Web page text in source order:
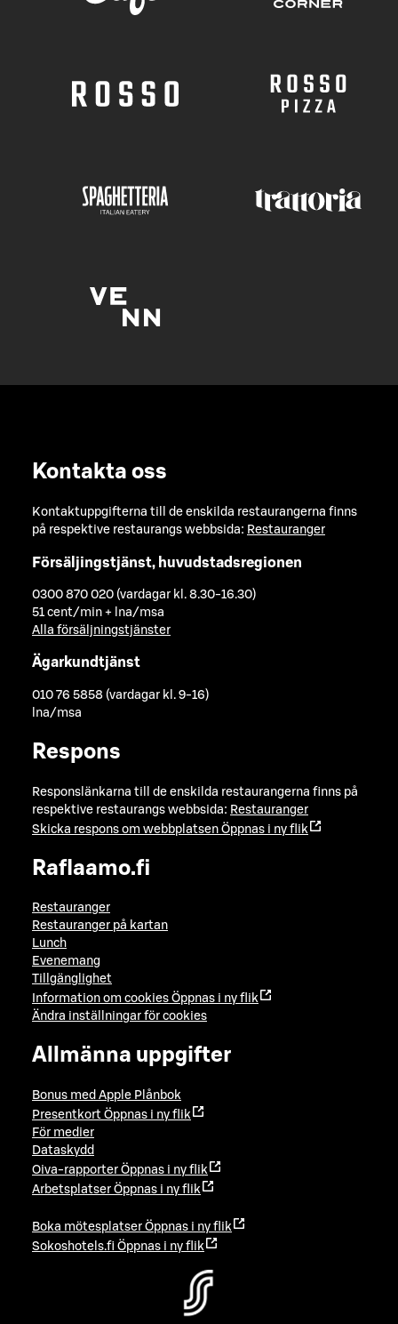
Kontakta oss
Kontaktuppgifterna till de enskilda restaurangerna finns
på respektive restaurangs webbsida: Restauranger
Försäljingstjänst, huvudstadsregionen
0300 870 020 (vardagar kl. 8.30-16.30)
51 cent/min + lna/msa
Alla försäljningstjänster
Ägarkundtjänst
010 76 5858 (vardagar kl. 9-16)
lna/msa
Respons
Responslänkarna till de enskilda restaurangerna finns på
respektive restaurangs webbsida: Restauranger
Skicka respons om webbplatsen Öppnas i ny flik
Raflaamo.fi
Restauranger
Restauranger på kartan
Lunch
Evenemang
Tillgänglighet
Information om cookies Öppnas i ny flik
Ändra inställningar för cookies
Allmänna uppgifter
Bonus med Apple Plånbok
Presentkort Öppnas i ny flik
För medier
Dataskydd
Oiva-rapporter Öppnas i ny flik
Arbetsplatser Öppnas i ny flik
Boka mötesplatser Öppnas i ny flik
Sokoshotels.fi Öppnas i ny flik